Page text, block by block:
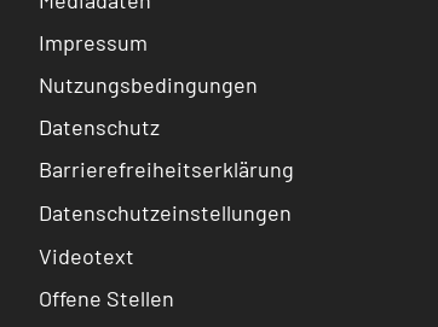
Impressum
Nutzungsbedingungen
Datenschutz
Barrierefreiheitserklärung
Datenschutzeinstellungen
Videotext
Offene Stellen